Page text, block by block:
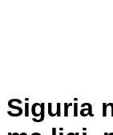
Siguria